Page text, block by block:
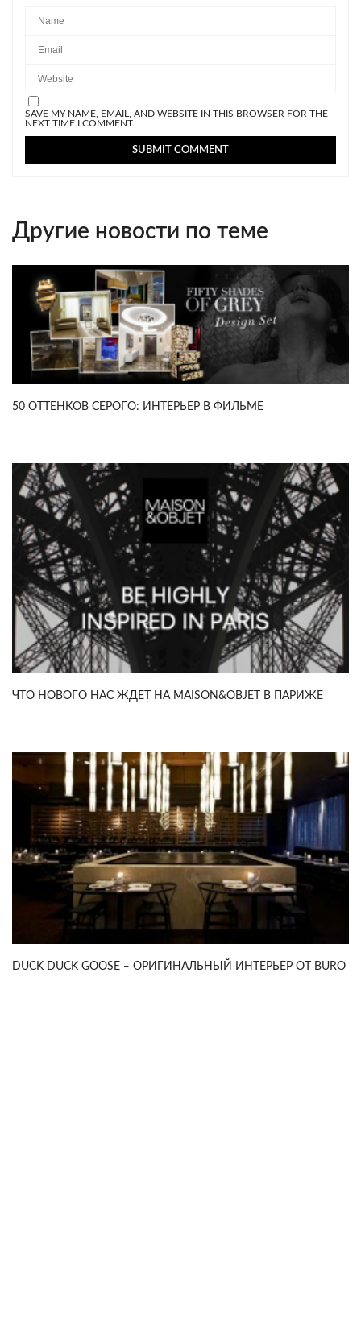
SAVE MY NAME, EMAIL, AND WEBSITE IN THIS BROWSER FOR THE
NEXT TIME I COMMENT.
Другие новости по теме
50 ОТТЕНКОВ СЕРОГО: ИНТЕРЬЕР В ФИЛЬМЕ
ЧТО НОВОГО НАС ЖДЕТ НА MAISON&OBJET В ПАРИЖЕ
DUCK DUCK GOOSE ‒ ОРИГИНАЛЬНЫЙ ИНТЕРЬЕР ОТ BURO